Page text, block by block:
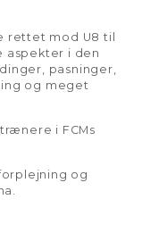
rettet mod U8 til
aspekter i den
pasninger,
og meget
i FCMs
og